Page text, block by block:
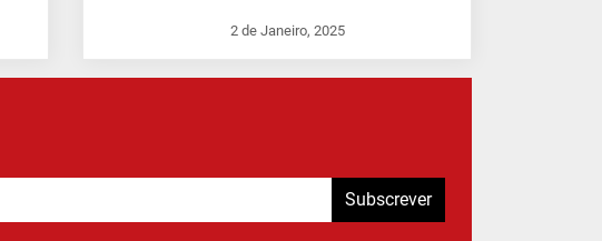
2 de Janeiro, 2025
Subscrever